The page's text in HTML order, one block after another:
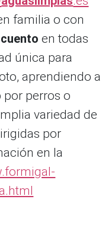
familia o con
en todas
única para
aprendiendo a
perros o
variedad de
por
en la